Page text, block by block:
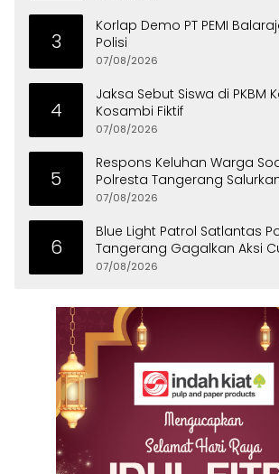
3
Korlap Demo PT PEMI
Polisi
07/08/2026
4
Jaksa Sebut Siswa di PKBM
Kosambi Fiktif
07/08/2026
5
Respons Keluhan Warga
Polresta Tangerang
Bersih ke Panongan
07/08/2026
6
Blue Light Patrol Satlantas
Tangerang Gagalkan Aksi
Pria Diamankan
07/08/2026